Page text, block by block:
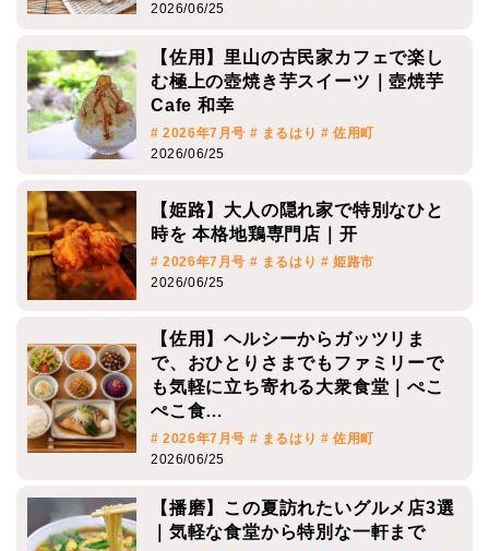
2026/06/25
【佐用】里山の古民家カフェで楽し
む極上の壺焼き芋スイーツ｜壺焼芋
Cafe 和幸
# 2026年7月号 # まるはり # 佐用町
2026/06/25
【姫路】大人の隠れ家で特別なひと
時を 本格地鶏専門店｜开
# 2026年7月号 # まるはり # 姫路市
2026/06/25
【佐用】ヘルシーからガッツリま
で、おひとりさまでもファミリーで
も気軽に立ち寄れる大衆食堂｜ぺこ
ぺこ食…
# 2026年7月号 # まるはり # 佐用町
2026/06/25
【播磨】この夏訪れたいグルメ店3選
｜気軽な食堂から特別な一軒まで